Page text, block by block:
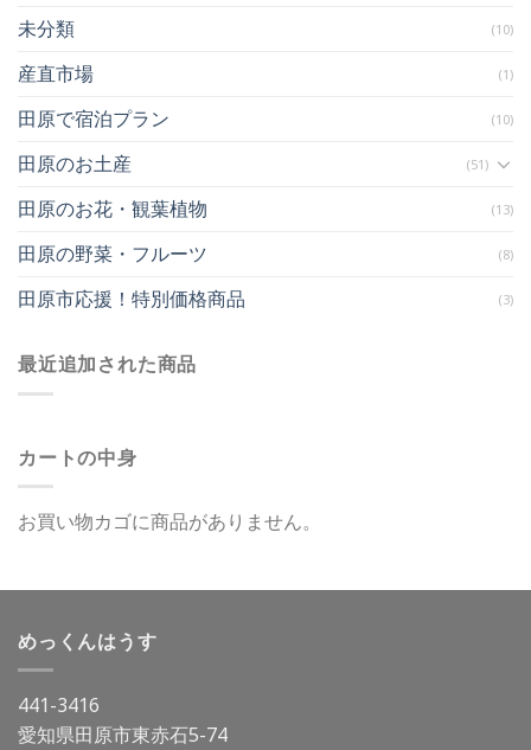
未分類 (10)
産直市場 (1)
田原で宿泊プラン (10)
田原のお土産 (51)
田原のお花・観葉植物 (13)
田原の野菜・フルーツ (8)
田原市応援！特別価格商品 (3)
最近追加された商品
カートの中身
お買い物カゴに商品がありません。
めっくんはうす
441-3416
愛知県田原市東赤石5-74